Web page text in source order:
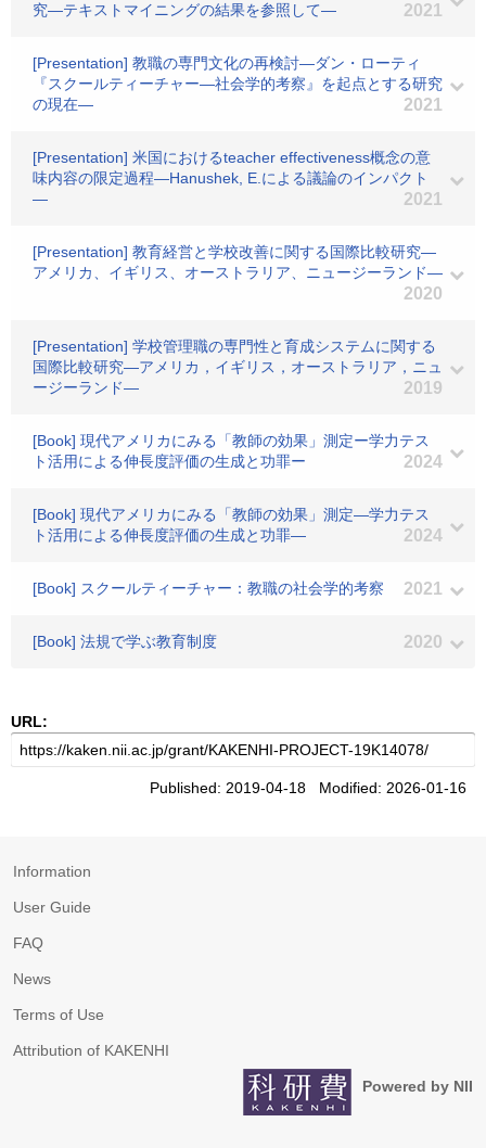
究―テキストマイニングの結果を参照して―
2021
[Presentation] 教職の専門文化の再検討―ダン・ローティ
『スクールティーチャー―社会学的考察』を起点とする研究
の現在―
2021
[Presentation] 米国におけるteacher effectiveness概念の意
味内容の限定過程―Hanushek, E.による議論のインパクト
―
2021
[Presentation] 教育経営と学校改善に関する国際比較研究―
アメリカ、イギリス、オーストラリア、ニュージーランド―
2020
[Presentation] 学校管理職の専門性と育成システムに関する
国際比較研究―アメリカ，イギリス，オーストラリア，ニュ
ージーランド―
2019
[Book] 現代アメリカにみる「教師の効果」測定ー学力テス
ト活用による伸長度評価の生成と功罪ー
2024
[Book] 現代アメリカにみる「教師の効果」測定―学力テス
ト活用による伸長度評価の生成と功罪―
2024
[Book] スクールティーチャー：教職の社会学的考察 2021
[Book] 法規で学ぶ教育制度 2020
URL:
Published: 2019-04-18 Modified: 2026-01-16
Information
User Guide
FAQ
News
Terms of Use
Attribution of KAKENHI
Powered by NII